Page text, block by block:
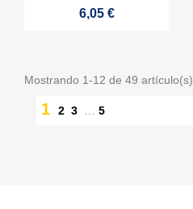
6,05 €
Mostrando 1-12 de 49 artículo(s)
1 2 3 … 5